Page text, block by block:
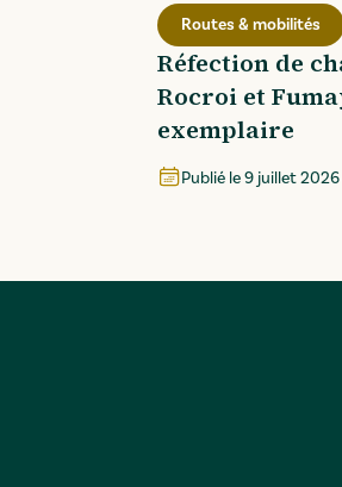
Routes & mobilités
Réfection de
Rocroi et
exemplaire
Publié le9 juillet 2026